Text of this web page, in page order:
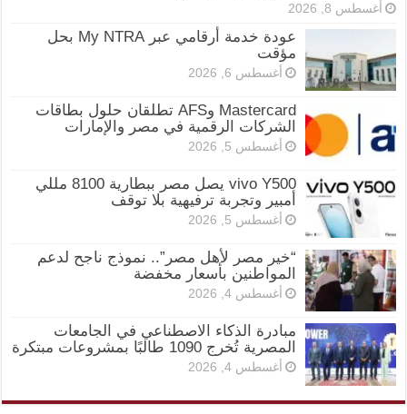
أغسطس 8, 2026
عودة خدمة أرقامي عبر My NTRA بحل
مؤقت
أغسطس 6, 2026
Mastercard وAFS تطلقان حلول بطاقات
الشركات الرقمية في مصر والإمارات
أغسطس 5, 2026
vivo Y500 يصل مصر ببطارية 8100 مللي
أمبير وتجربة ترفيهية بلا توقف
أغسطس 5, 2026
“خير مصر لأهل مصر”.. نموذج ناجح لدعم
المواطنين بأسعار مخفضة
أغسطس 4, 2026
مبادرة الذكاء الاصطناعي في الجامعات
المصرية تُخرج 1090 طالبًا بمشروعات مبتكرة
أغسطس 4, 2026